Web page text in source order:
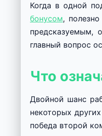
Когда в одной
бонусом,
предсказуемым,
главный вопрос
Что
Двойной шанс
некоторых
победа второй